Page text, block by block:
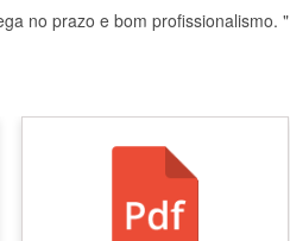
no prazo e bom profissionalismo. "